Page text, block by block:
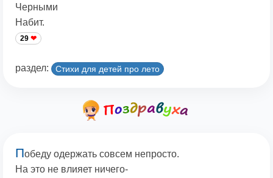
Черными
Набит.
29
раздел: Стихи для детей про лето
Победу одержать совсем непросто.
На это не влияет ничего-